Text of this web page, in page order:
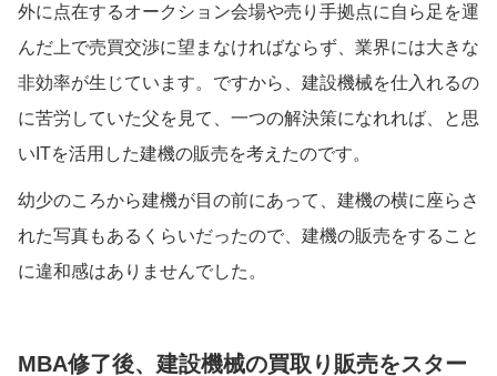
外に点在するオークション会場や売り手拠点に自ら足を運
んだ上で売買交渉に望まなければならず、業界には大きな
非効率が生じています。ですから、建設機械を仕入れるの
に苦労していた父を見て、一つの解決策になれれば、と思
いITを活用した建機の販売を考えたのです。
幼少のころから建機が目の前にあって、建機の横に座らさ
れた写真もあるくらいだったので、建機の販売をすること
に違和感はありませんでした。
MBA修了後、建設機械の買取り販売をスター